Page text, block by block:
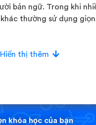
bản ngữ. Trong khi
thường sử dụng
Hiển thị thêm
khóa học của bạn